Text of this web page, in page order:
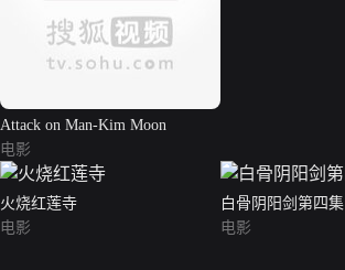
Attack on Man-Kim Moon
电影
火烧红莲寺
电影
白骨阴阳剑第四集
电影